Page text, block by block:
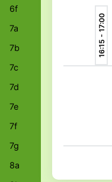
6f
7a
7b
7c
7d
7e
7f
7g
8a
16:15 - 17:00